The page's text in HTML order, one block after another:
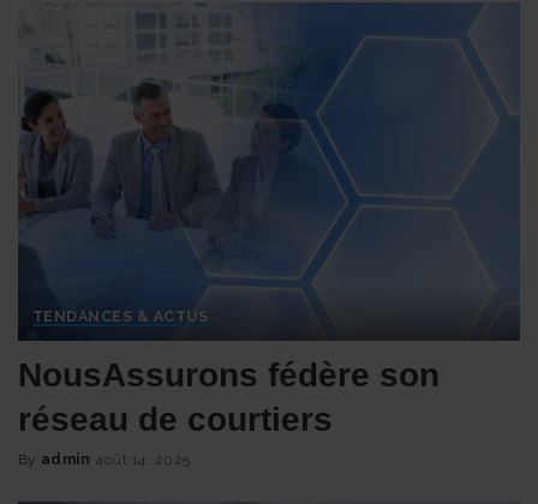
TENDANCES & ACTUS
NousAssurons fédère son
réseau de courtiers
Posted
By admin août 14, 2025